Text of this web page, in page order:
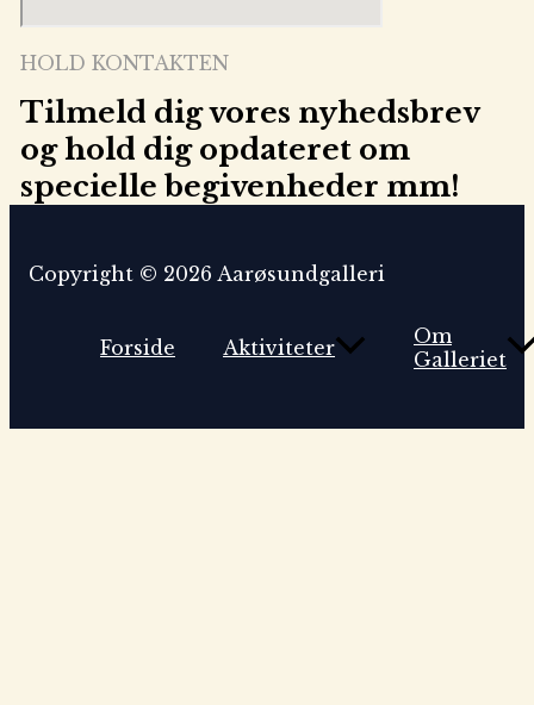
HOLD KONTAKTEN
Tilmeld dig vores nyhedsbrev
og hold dig opdateret om
specielle begivenheder mm!
Copyright © 2026 Aarøsundgalleri
Forside Aktiviteter
Om
Galleriet